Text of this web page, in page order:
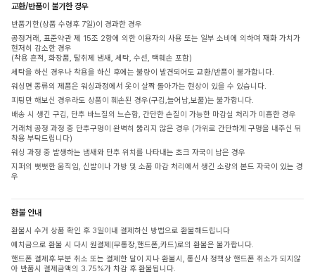
교환/반품이 불가한 경우
반품기한(상품 수령후 7일)이 경과한 경우
공정거래, 표준약관 제 15조 2항에 의한 이용자의 사용 또는 일부 소비에 의하여 재화 가치가
현저히 감소한 경우
(착용 흔적, 화장품, 탈취제 냄새, 세탁, 수선, 택훼손 포함)
세탁을 하신 경우나 착용을 하신 후에는 불량이 발견되어도 교환/반품이 불가합니다.
워싱면 종류의 제품은 워싱과정에서 옷이 살짝 돌아가는 현상이 있을 수 있습니다.
피팅만 해보신 경우라도 상품이 훼손된 경우(구김,늘어남,보풀)는 불가합니다.
배송 시 생긴 구김, 단추 바느질의 느슨함, 간단한 손질이 가능한 마감실 처리가 미흡한 경우
거래처 공정 과정 중 단추구멍이 완벽히 뚫리지 않은 경우 (가위로 간단하게 구멍을 내주신 뒤
착용 부탁드립니다)
워싱 과정 중 발생하는 냄새와 단추 위치를 나타내는 초크 자국이 남은 경우
지퍼의 뻣뻣한 움직임, 신발이나 가방 및 소품 마감 처리에서 생긴 소량의 본드 자국이 있는 경
우
환불 안내
환불시 수거 상품 확인 후 3일이내 결제하신 방법으로 환불해드립니다
예치금으로 환불 시 다시 원결제(무통장,핸드폰,카드)로의 환불은 불가합니다.
핸드폰 결제후 부분 취소 또는 결제한 달이 지나 환불시, 통신사 정책상 핸드폰 취소가 되지않
아 반품시 결제금액의 3.75%가 차감 후 환불됩니다.